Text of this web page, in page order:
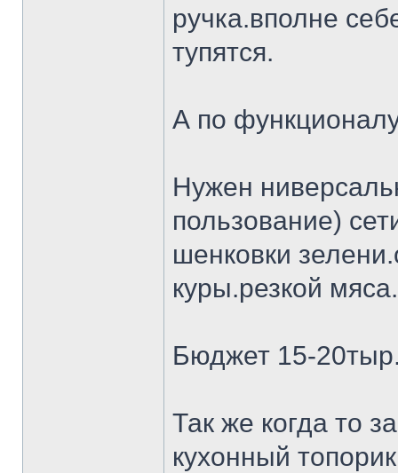
ручка.вполне
тупятся.
А по
Нужен
пользование)
шенковки
куры.резкой
Бюджет 15-
Так же когда то
кухонный